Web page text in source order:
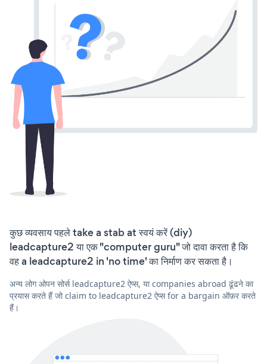
कुछ व्यवसाय पहले take a stab at स्वयं करें (diy)
leadcapture2 या एक "computer guru" जो दावा करता है कि
वह a leadcapture2 in 'no time' का निर्माण कर सकता है।
अन्य लोग ओपन सोर्स leadcapture2 ऐप्स, या companies abroad ढूंढने का
प्रयास करते हैं जो claim to leadcapture2 ऐप्स for a bargain ऑफ़र करते
हैं।